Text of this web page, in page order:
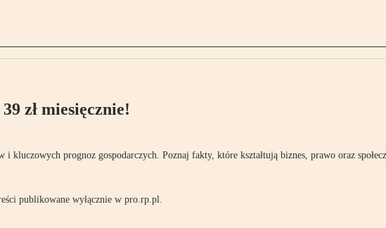
zł miesięcznie!
kluczowych prognoz gospodarczych. Poznaj fakty, które kształtują biznes, prawo oraz
publikowane wyłącznie w pro.rp.pl.